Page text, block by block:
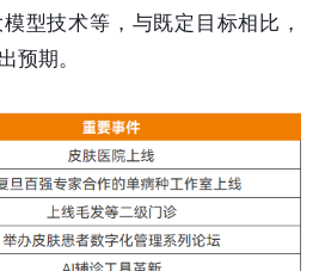
型技术等，与既定目标相比，
预期。